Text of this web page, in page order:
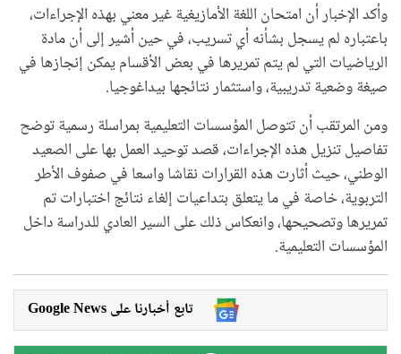
وأكد الإخبار أن امتحان اللغة الأمازيغية غير معني بهذه الإجراءات،
باعتباره لم يسجل بشأنه أي تسريب، في حين أشير إلى أن مادة
الرياضيات التي لم يتم تمريرها في بعض الأقسام يمكن إنجازها في
صيغة وضعية تدريبية، واستثمار نتائجها بيداغوجيا.
ومن المرتقب أن تتوصل المؤسسات التعليمية بمراسلة رسمية توضح
تفاصيل تنزيل هذه الإجراءات، قصد توحيد العمل بها على الصعيد
الوطني، حيث أثارت هذه القرارات نقاشا واسعا في صفوف الأطر
التربوية، خاصة في ما يتعلق بتداعيات إلغاء نتائج اختبارات تم
تمريرها وتصحيحها، وانعكاس ذلك على السير العادي للدراسة داخل
المؤسسات التعليمية.
Google News تابع أخبارنا على